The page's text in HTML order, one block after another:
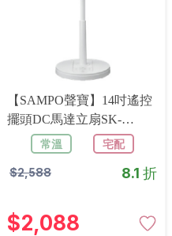
【SAMPO聲寶】14吋遙控
擺頭DC馬達立扇SK-
RA14GD
常溫 宅配
$2,588 8.1 折
$2,088